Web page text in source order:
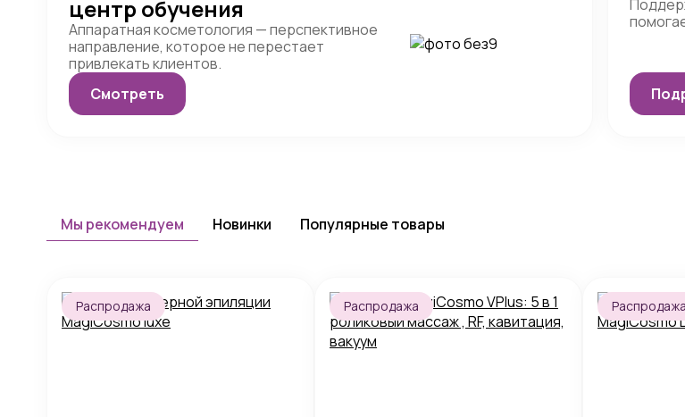
центр обучения
Аппаратная косметология — перспективное
направление, которое не перестает
привлекать клиентов.
Смотреть
Мы рекомендуем Новинки Популярные товары
Распродажа Распродажа Распродажа